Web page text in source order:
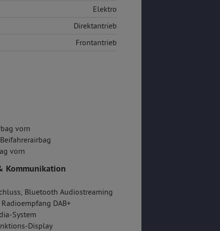
Elektro
Direktantrieb
Frontantrieb
vorn
vorn
Kommunikation
Bluetooth Audiostreaming
DAB+
System
Display